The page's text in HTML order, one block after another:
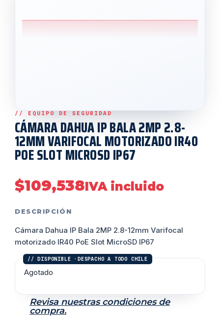
CÁMARA DAHUA IP BALA 2MP 2.8-
12MM VARIFOCAL MOTORIZADO IR40
POE SLOT MICROSD IP67
$109,538IVA incluido
DESCRIPCIÓN
Cámara Dahua IP Bala 2MP 2.8-12mm Varifocal
motorizado IR40 PoE Slot MicroSD IP67
Agotado
Revisa nuestras condiciones de
compra.